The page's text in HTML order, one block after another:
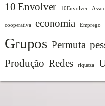
10 Envolver 10Envolver
cooperativa economia Emprego
Grupos Permuta
Produção Redes riqueza